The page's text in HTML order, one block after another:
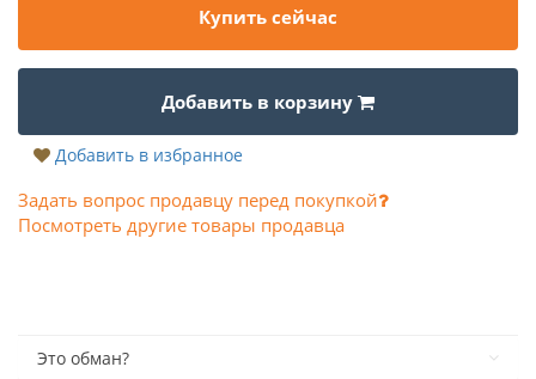
Купить сейчас
Добавить в корзину
Добавить в избранное
Задать вопрос продавцу перед покупкой
Посмотреть другие товары продавца
Это обман?